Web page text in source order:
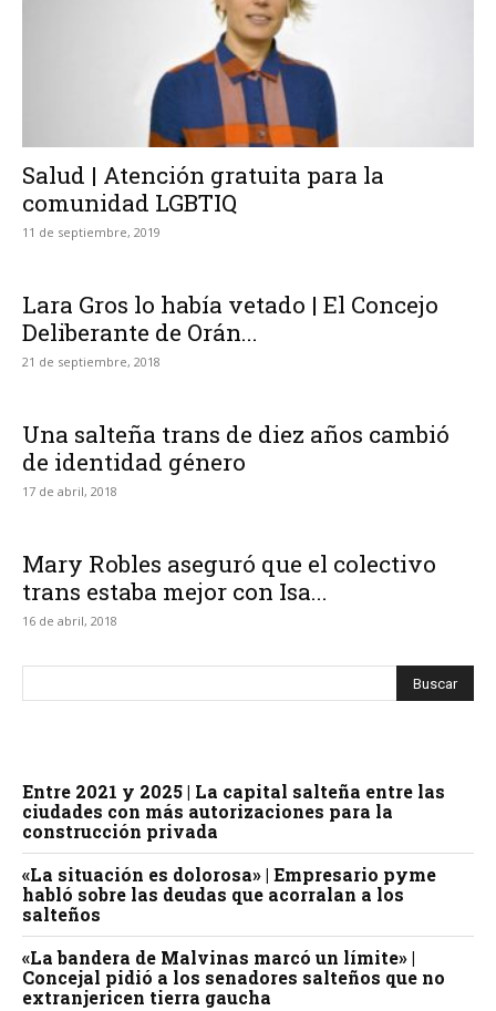
Salud | Atención gratuita para la
comunidad LGBTIQ
11 de septiembre, 2019
Lara Gros lo había vetado | El Concejo
Deliberante de Orán...
21 de septiembre, 2018
Una salteña trans de diez años cambió
de identidad género
17 de abril, 2018
Mary Robles aseguró que el colectivo
trans estaba mejor con Isa...
16 de abril, 2018
Entre 2021 y 2025 | La capital salteña entre las
ciudades con más autorizaciones para la
construcción privada
«La situación es dolorosa» | Empresario pyme
habló sobre las deudas que acorralan a los
salteños
«La bandera de Malvinas marcó un límite» |
Concejal pidió a los senadores salteños que no
extranjericen tierra gaucha